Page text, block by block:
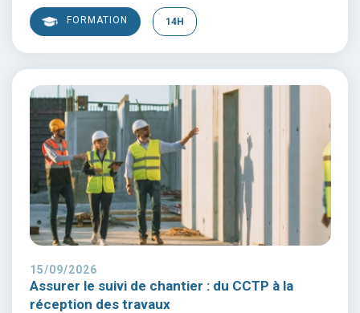
FORMATION 14H
15/09/2026
Assurer le suivi de chantier : du CCTP à la
réception des travaux